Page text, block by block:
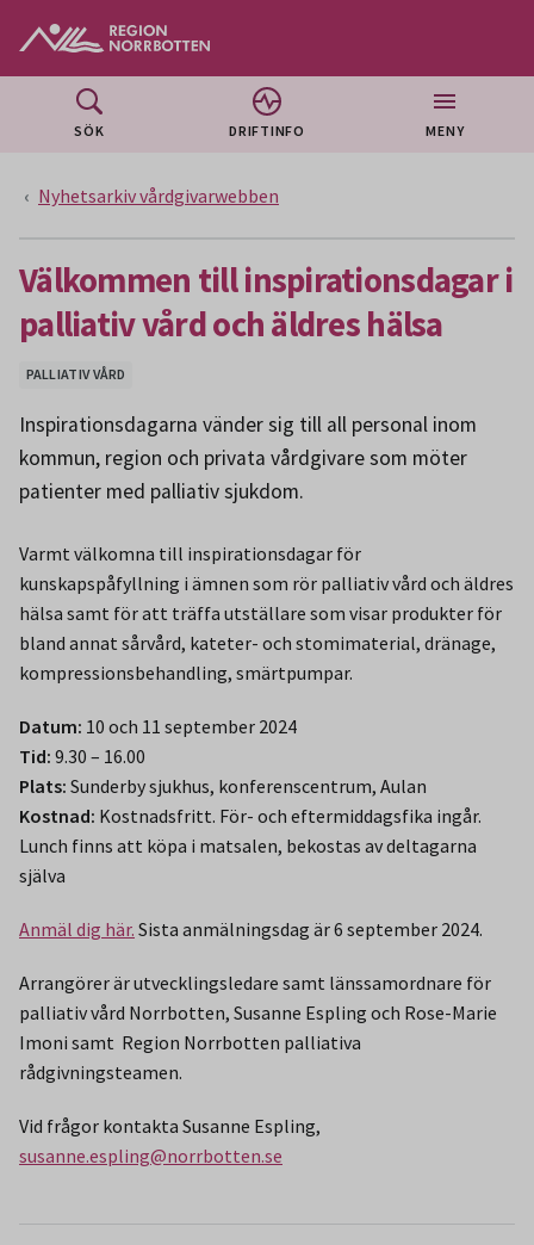
SÖK DRIFTINFO MENY
Nyhetsarkiv vårdgivarwebben
Välkommen till inspirationsdagar i
palliativ vård och äldres hälsa
PALLIATIV VÅRD
Inspirationsdagarna vänder sig till all personal inom
kommun, region och privata vårdgivare som möter
patienter med palliativ sjukdom.
Varmt välkomna till inspirationsdagar för
kunskapspåfyllning i ämnen som rör palliativ vård och äldres
hälsa samt för att träffa utställare som visar produkter för
bland annat sårvård, kateter- och stomimaterial, dränage,
kompressionsbehandling, smärtpumpar.
Datum: 10 och 11 september 2024
Tid: 9.30 – 16.00
Plats: Sunderby sjukhus, konferenscentrum, Aulan
Kostnad: Kostnadsfritt. För- och eftermiddagsfika ingår.
Lunch finns att köpa i matsalen, bekostas av deltagarna
själva
Anmäl dig här. Sista anmälningsdag är 6 september 2024.
Arrangörer är utvecklingsledare samt länssamordnare för
palliativ vård Norrbotten, Susanne Espling och Rose-Marie
Imoni samt Region Norrbotten palliativa
rådgivningsteamen.
Vid frågor kontakta Susanne Espling,
susanne.espling@norrbotten.se